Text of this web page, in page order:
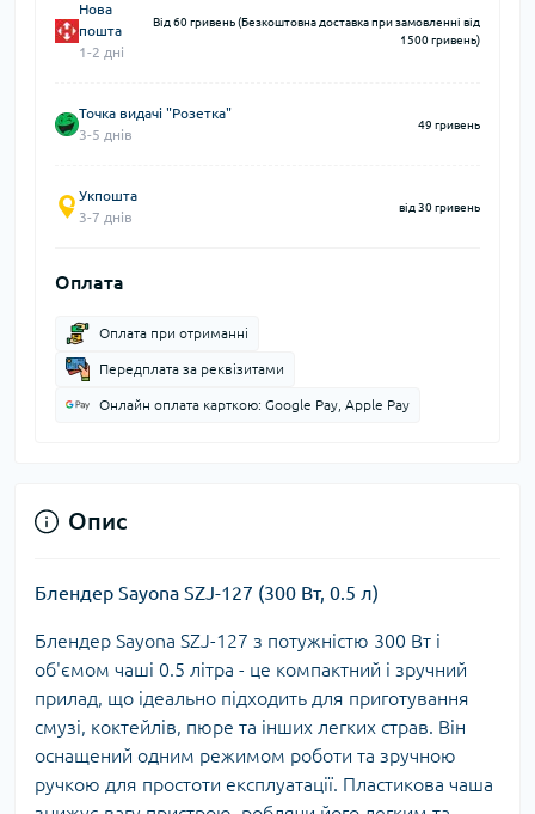
Нова
пошта
1-2 дні
Від 60 гривень (Безкоштовна доставка при замовленні від
1500 гривень)
Точка видачі "Розетка"
3-5 днів
49 гривень
Укпошта
3-7 днів
від 30 гривень
Оплата
Оплата при отриманні
Передплата за реквізитами
Онлайн оплата карткою: Google Pay, Apple Pay
Опис
Блендер Sayona SZJ-127 (300 Вт, 0.5 л)
Блендер Sayona SZJ-127 з потужністю 300 Вт і
об'ємом чаші 0.5 літра - це компактний і зручний
прилад, що ідеально підходить для приготування
смузі, коктейлів, пюре та інших легких страв. Він
оснащений одним режимом роботи та зручною
ручкою для простоти експлуатації. Пластикова чаша